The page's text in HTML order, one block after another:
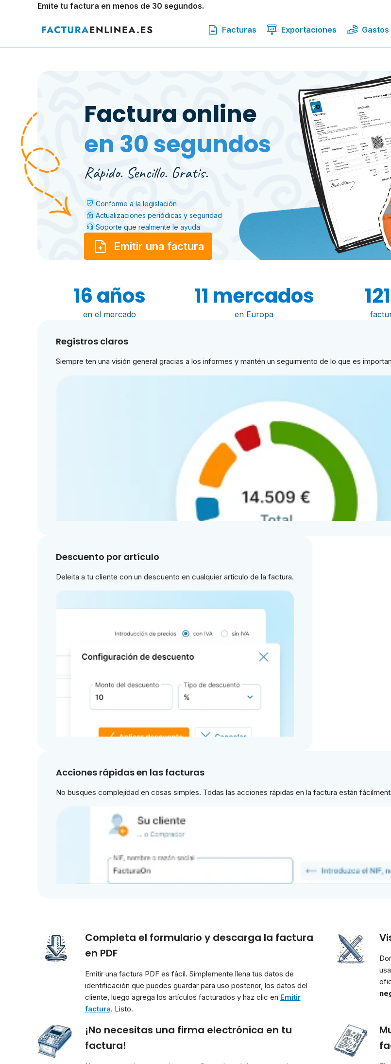
Emite tu factura en menos de 30 segundos.
Facturas Exportaciones Gastos
Factura online
en 30 segundos
Rápido. Sencillo. Gratis.
Conforme a la legislación
Actualizaciones periódicas y seguridad
Soporte que realmente le ayuda
Emitir una factura
16 años
en el mercado
11 mercados
en Europa
Registros claros
Siempre ten una visión general gracias a los informes y mantén un seguimiento de lo que es
Descuento por artículo
Deleita a tu cliente con un descuento en cualquier artículo de la factura.
Acciones rápidas en las facturas
No busques complejidad en cosas simples. Todas las acciones rápidas en la factura están
Completa el formulario y descarga la factura
en PDF
Emitir una factura PDF es fácil. Simplemente llena tus datos de
identificación que puedes guardar para uso posterior, los datos del
cliente, luego agrega los artículos facturados y haz clic en Emitir
factura. Listo.
¡No necesitas una firma electrónica en tu
factura!